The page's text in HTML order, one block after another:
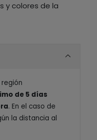
y colores de la
de 5 días
. En el caso de
la distancia al